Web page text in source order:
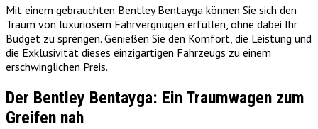
Mit einem gebrauchten Bentley Bentayga können Sie sich den
Traum von luxuriösem Fahrvergnügen erfüllen, ohne dabei Ihr
Budget zu sprengen. Genießen Sie den Komfort, die Leistung und
die Exklusivität dieses einzigartigen Fahrzeugs zu einem
erschwinglichen Preis.
Der Bentley Bentayga: Ein Traumwagen zum
Greifen nah